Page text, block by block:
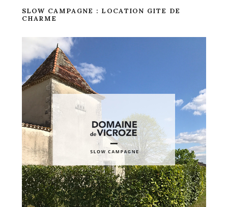
SLOW CAMPAGNE : LOCATION GITE DE
CHARME